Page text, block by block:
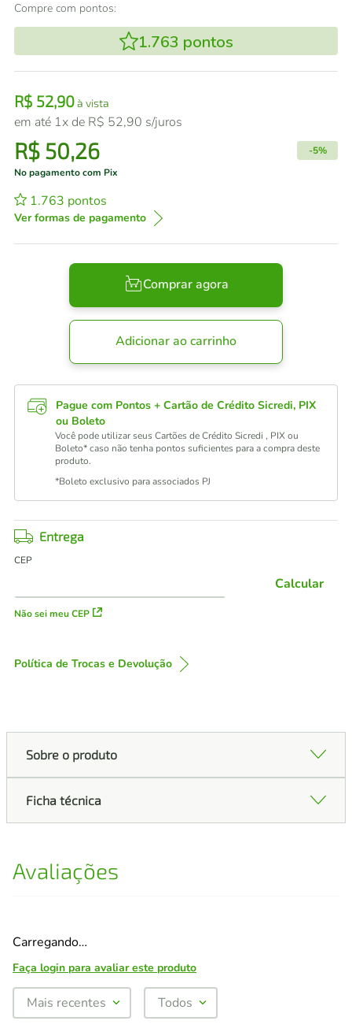
Compre com pontos:
1.763 pontos
R$ 52,90à vista
em até 1x de R$ 52,90 s/juros
R$ 50,26 -5%
No pagamento com Pix
1.763 pontos
Ver formas de pagamento
Comprar agora
Adicionar ao carrinho
Pague com Pontos + Cartão de Crédito Sicredi, PIX
ou Boleto
Você pode utilizar seus Cartões de Crédito Sicredi , PIX ou
Boleto* caso não tenha pontos suficientes para a compra deste
produto.
*Boleto exclusivo para associados PJ
Entrega
CEP
Não sei meu CEP
Calcular
Política de Trocas e Devolução
Sobre o produto
Ficha técnica
Avaliações
Carregando…
Faça login para avaliar este produto
Mais recentes Todos